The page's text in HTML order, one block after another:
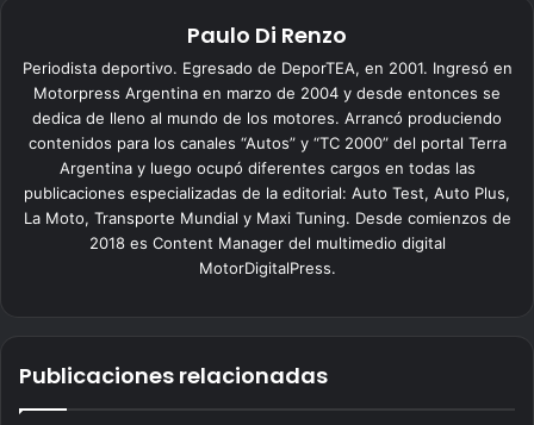
Paulo Di Renzo
Periodista deportivo. Egresado de DeporTEA, en 2001. Ingresó en
Motorpress Argentina en marzo de 2004 y desde entonces se
dedica de lleno al mundo de los motores. Arrancó produciendo
contenidos para los canales “Autos” y “TC 2000” del portal Terra
Argentina y luego ocupó diferentes cargos en todas las
publicaciones especializadas de la editorial: Auto Test, Auto Plus,
La Moto, Transporte Mundial y Maxi Tuning. Desde comienzos de
2018 es Content Manager del multimedio digital
MotorDigitalPress.
Publicaciones relacionadas